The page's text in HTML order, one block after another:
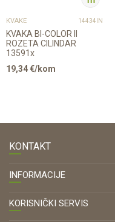
KVAKE 14434IN
KVAKA BI-COLOR II
ROZETA CILINDAR
13591x
19,34€/kom
KONTAKT
DRVONA D.O.O.
Antuna Mihanovića 7,
47000 Karlovac
INFORMACIJE
O nama
KORISNIČKI SERVIS